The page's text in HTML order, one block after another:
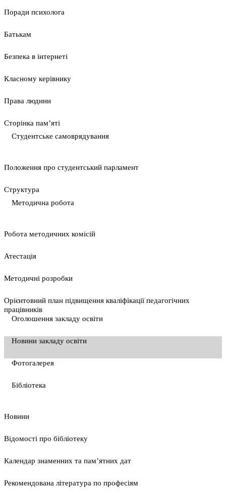
Поради психолога
Батькам
Безпека в інтернеті
Класному керівнику
Права людини
Сторінка пам’яті
Студентське самоврядування
Положення про студентський парламент
Cтруктура
Методична робота
Pобота методичних комісій
Атестація
Методичні розробки
Орієнтовний план підвищення кваліфікації педагогічних
працівників
Оголошення закладу освіти
Новини закладу освіти
Фотогалерея
Бібліотека
Новини
Відомості про бібліотеку
Календар знаменних та пам’ятних дат
Рекомендована література по професіям